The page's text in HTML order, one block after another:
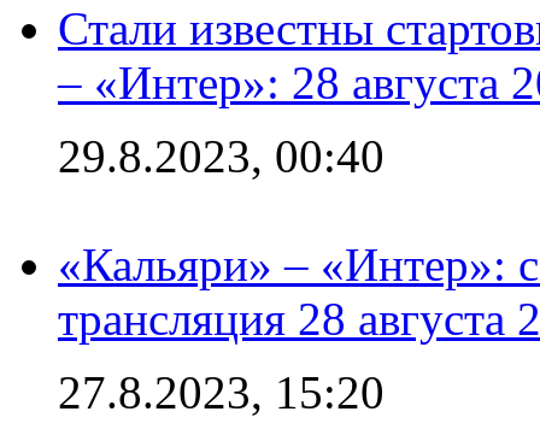
Стали известны
– «Интер»: 28 августа
29.8.2023, 00:40
«Кальяри» – «Интер»:
трансляция 28 августа
27.8.2023, 15:20